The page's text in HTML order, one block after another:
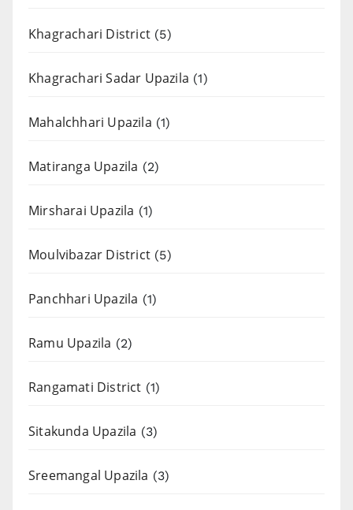
Khagrachari District (5)
Khagrachari Sadar Upazila (1)
Mahalchhari Upazila (1)
Matiranga Upazila (2)
Mirsharai Upazila (1)
Moulvibazar District (5)
Panchhari Upazila (1)
Ramu Upazila (2)
Rangamati District (1)
Sitakunda Upazila (3)
Sreemangal Upazila (3)